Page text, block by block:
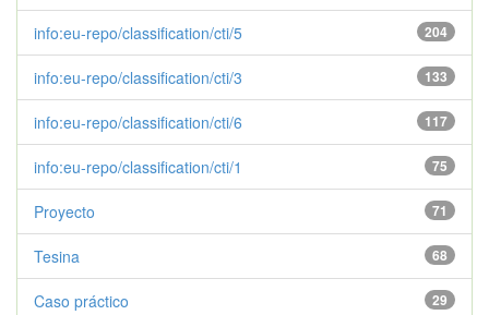
204
info:eu-repo/classification/cti/5
133
info:eu-repo/classification/cti/3
117
info:eu-repo/classification/cti/6
75
info:eu-repo/classification/cti/1
71
Proyecto
68
Tesina
29
Caso práctico